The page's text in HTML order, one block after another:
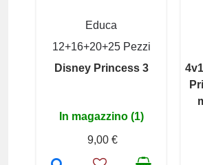
Educa
12+16+20+25 Pezzi
Disney Princess 3
In magazzino (1)
9,00 €